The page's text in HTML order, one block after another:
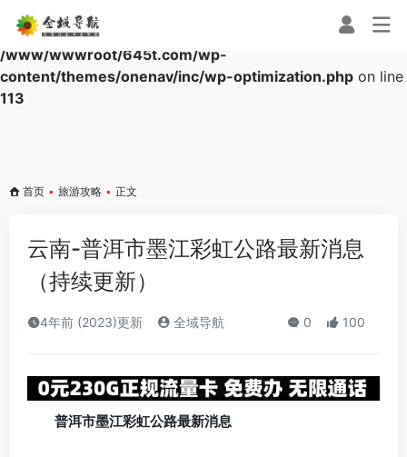
Warning: Array to string conversion in
/www/wwwroot/645t.com/wp-
content/themes/onenav/inc/wp-optimization.php on line
113
首页 • 旅游攻略 • 正文
云南-普洱市墨江彩虹公路最新消息
（持续更新）
4年前 (2023)更新 全域导航 0 100
普洱市墨江彩虹公路最新消息